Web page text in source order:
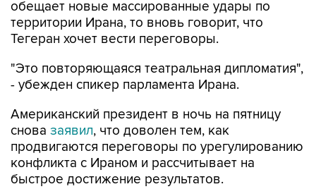
обещает новые массированные удары по
территории Ирана, то вновь говорит, что
Тегеран хочет вести переговоры.
"Это повторяющаяся театральная дипломатия",
- убежден спикер парламента Ирана.
Американский президент в ночь на пятницу
снова заявил, что доволен тем, как
продвигаются переговоры по урегулированию
конфликта с Ираном и рассчитывает на
быстрое достижение результатов.